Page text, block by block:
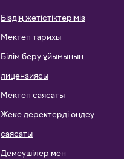
Біздің жетістіктеріміз
Мектеп тарихы
Білім беру ұйымының
лицензиясы
Мектеп саясаты
Жеке деректерді өңдеу
саясаты
Демеушілер мен